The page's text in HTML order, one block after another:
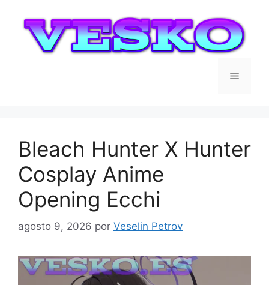
contenido
Menú
Bleach Hunter X Hunter
Cosplay Anime
Opening Ecchi
agosto 9, 2026 por Veselin Petrov